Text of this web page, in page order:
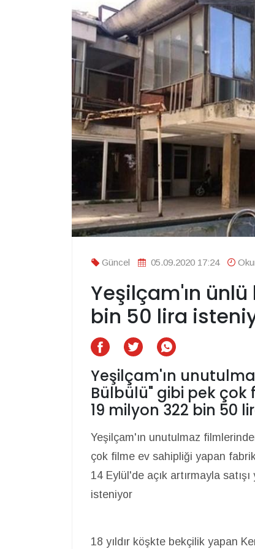
Güncel 05.09.2020 17:24
Yeşilçam'ın
bin 50 lira
Yeşilçam'ın
Bülbülü" gibi pek çok
19 milyon 322 bin 50
Yeşilçam'ın unutulmaz
çok filme ev sahipliği yapan
14 Eylül'de açık artırmayla
isteniyor
18 yıldır köşkte bekçilik yapan